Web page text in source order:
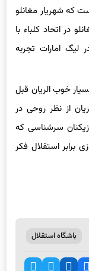
که شهریار مغانلو
در اتحاد کلباء با
لیگ امارات تجربه
خوب الریان قبل
از نظر روحی در
سرشناسی که
برابر استقلال فکر
باشگاه استقلال